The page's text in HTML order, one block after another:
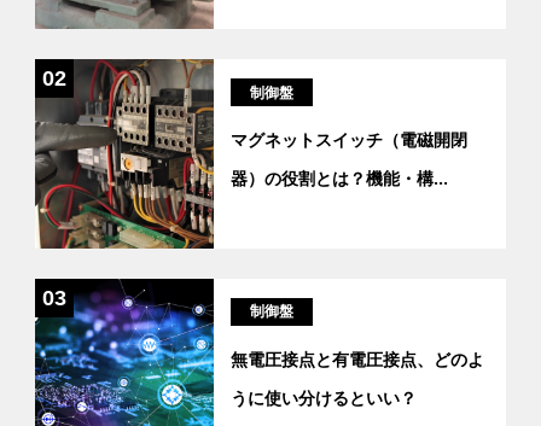
02
制御盤
マグネットスイッチ（電磁開閉
器）の役割とは？機能・構...
03
制御盤
無電圧接点と有電圧接点、どのよ
うに使い分けるといい？